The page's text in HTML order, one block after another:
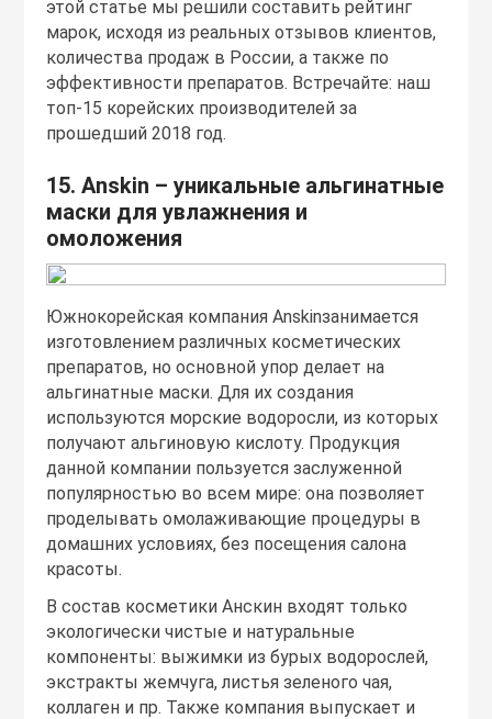
Спреи
Стики
Эмульсии
Эссенции
этой статье мы решили составить рейтинг
марок, исходя из реальных отзывов клиентов,
количества продаж в России, а также по
эффективности препаратов. Встречайте: наш
топ-15 корейских производителей за
прошедший 2018 год.
15. Anskin – уникальные альгинатные
маски для увлажнения и
омоложения
Южнокорейская компания Anskinзанимается
изготовлением различных косметических
препаратов, но основной упор делает на
альгинатные маски. Для их создания
используются морские водоросли, из которых
получают альгиновую кислоту. Продукция
данной компании пользуется заслуженной
популярностью во всем мире: она позволяет
проделывать омолаживающие процедуры в
домашних условиях, без посещения салона
красоты.
В состав косметики Анскин входят только
экологически чистые и натуральные
компоненты: выжимки из бурых водорослей,
экстракты жемчуга, листья зеленого чая,
коллаген и пр. Также компания выпускает и